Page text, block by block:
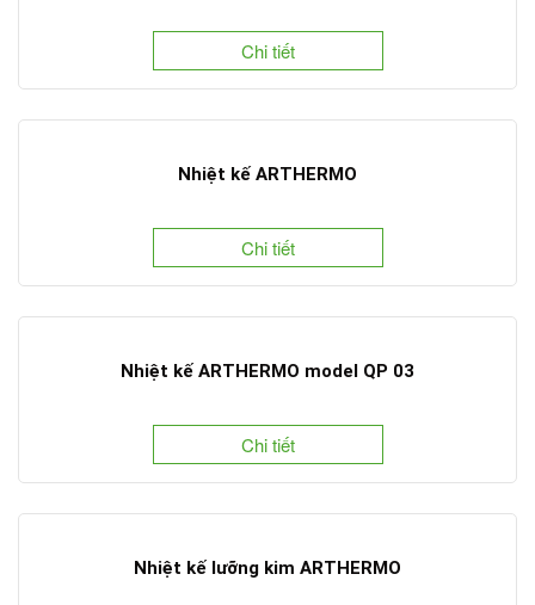
Chi tiết
Nhiệt kế ARTHERMO
Chi tiết
Nhiệt kế ARTHERMO model QP 03
Chi tiết
Nhiệt kế lưỡng kim ARTHERMO